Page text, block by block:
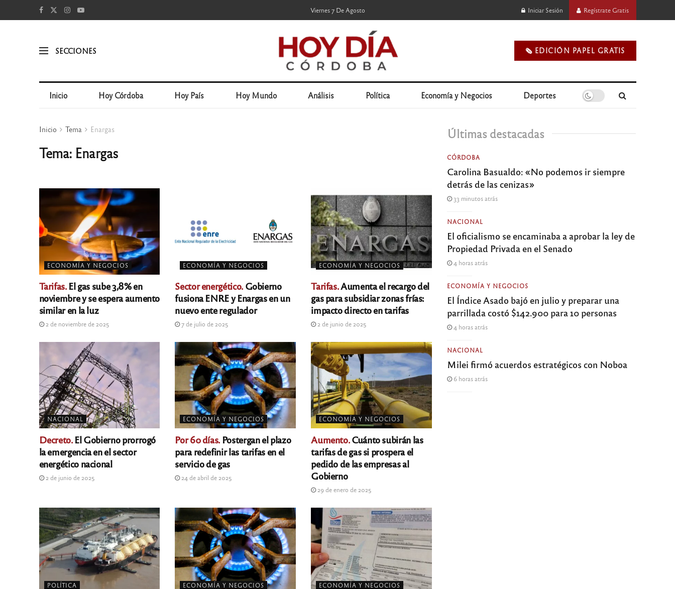
Viernes 7 De Agosto Iniciar Sesión Regístrate Gratis
SECCIONES 🗞️ EDICIÓN PAPEL GRATIS
Inicio Hoy Córdoba Hoy País Hoy Mundo Análisis Política Economía y Negocios Deportes
Inicio Tema Enargas
Tema: Enargas
ECONOMÍA Y NEGOCIOS
Tarifas.El gas sube 3,8% en
noviembre y se espera aumento
similar en la luz
2 de noviembre de 2025
ECONOMÍA Y NEGOCIOS
Sector energético.Gobierno
fusiona ENRE y Enargas en un
nuevo ente regulador
7 de julio de 2025
ECONOMÍA Y NEGOCIOS
Tarifas.Aumenta el recargo del
gas para subsidiar zonas frías:
impacto directo en tarifas
2 de junio de 2025
NACIONAL
Decreto.El Gobierno prorrogó
la emergencia en el sector
energético nacional
2 de junio de 2025
ECONOMÍA Y NEGOCIOS
Por 60 días. Postergan el plazo
para redefinir las tarifas en el
servicio de gas
24 de abril de 2025
ECONOMÍA Y NEGOCIOS
Aumento.Cuánto subirán las
tarifas de gas si prospera el
pedido de las empresas al
Gobierno
29 de enero de 2025
POLÍTICA ECONOMÍA Y NEGOCIOS ECONOMÍA Y NEGOCIOS
Últimas destacadas
CÓRDOBA
Carolina Basualdo: «No podemos ir siempre
detrás de las cenizas»
33 minutos atrás
NACIONAL
El oficialismo se encaminaba a aprobar la ley de
Propiedad Privada en el Senado
4 horas atrás
ECONOMÍA Y NEGOCIOS
El Índice Asado bajó en julio y preparar una
parrillada costó $142.900 para 10 personas
4 horas atrás
NACIONAL
Milei firmó acuerdos estratégicos con Noboa
6 horas atrás